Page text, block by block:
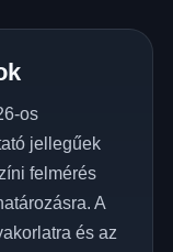
os
jellegűek
felmérés
A
és az